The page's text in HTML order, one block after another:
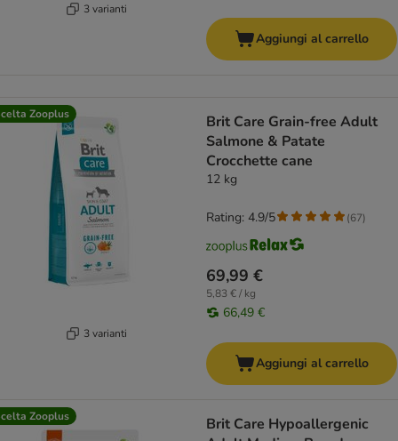
3 varianti
Aggiungi al carrello
Zooplus
3 varianti
Brit Care Grain-free Adult
Salmone & Patate
Crocchette cane
12 kg
69,99 €
5,83 € / kg
66,49 €
Rating: 4.9/5 (67)
Aggiungi al carrello
Zooplus
Brit Care Hypoallergenic